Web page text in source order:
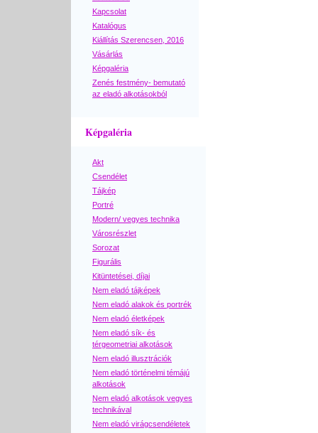
Kapcsolat
Katalógus
Kiállítás Szerencsen, 2016
Vásárlás
Képgaléria
Zenés festmény- bemutató
az eladó alkotásokból
Képgaléria
Akt
Csendélet
Tájkép
Portré
Modern/ vegyes technika
Városrészlet
Sorozat
Figurális
Kitüntetései, díjai
Nem eladó tájképek
Nem eladó alakok és portrék
Nem eladó életképek
Nem eladó sík- és
térgeometriai alkotások
Nem eladó illusztrációk
Nem eladó történelmi témájú
alkotások
Nem eladó alkotások vegyes
technikával
Nem eladó virágcsendéletek